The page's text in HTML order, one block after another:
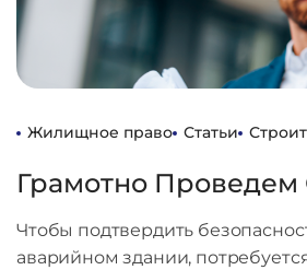
Жилищное право Статьи
Грамотно
Чтобы подтвердить
аварийном здании,